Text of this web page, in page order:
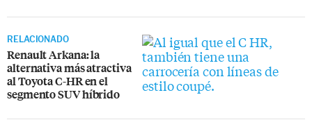
RELACIONADO
Renault Arkana: la
alternativa más atractiva
al Toyota C-HR en el
segmento SUV híbrido